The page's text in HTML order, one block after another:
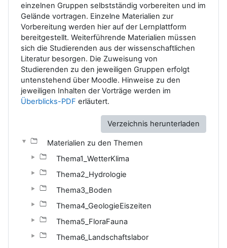
einzelnen Gruppen selbstständig vorbereiten und im
Gelände vortragen. Einzelne Materialien zur
Vorbereitung werden hier auf der Lernplattform
bereitgestellt. Weiterführende Materialien müssen
sich die Studierenden aus der wissenschaftlichen
Literatur besorgen. Die Zuweisung von
Studierenden zu den jeweiligen Gruppen erfolgt
untenstehend über Moodle. Hinweise zu den
jeweiligen Inhalten der Vorträge werden im
Überblicks-PDF erläutert.
Verzeichnis herunterladen
Materialien zu den Themen
Thema1_WetterKlima
Thema2_Hydrologie
Thema3_Boden
Thema4_GeologieEiszeiten
Thema5_FloraFauna
Thema6_Landschaftslabor